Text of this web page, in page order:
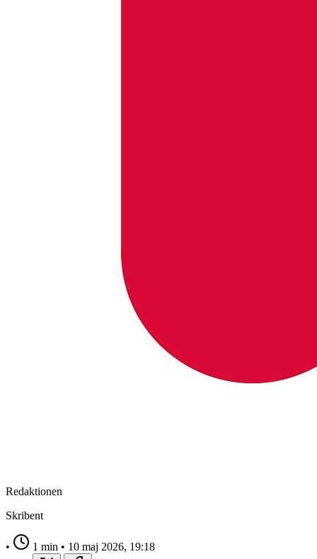
Redaktionen
Skribent
• 1 min • 10 maj 2026, 19:18